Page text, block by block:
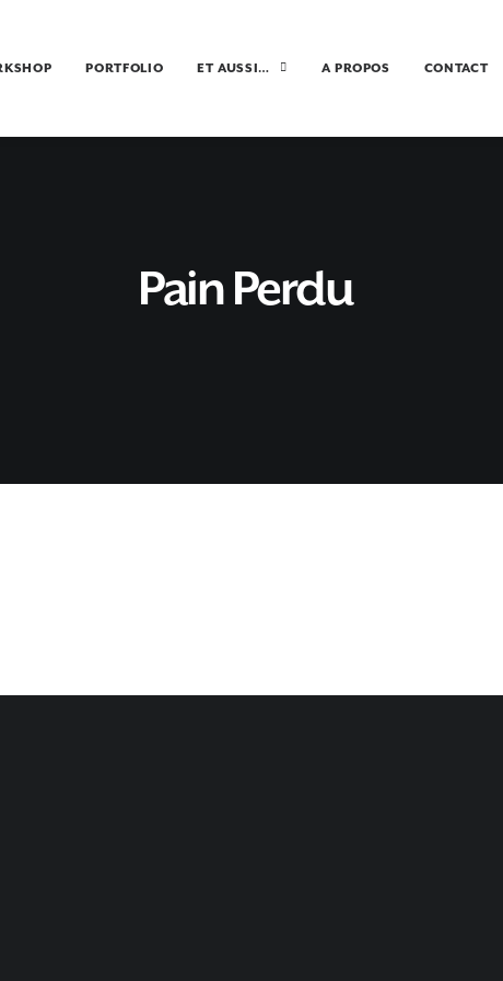
PORTFOLIO ET AUSSI… A PROPOS CONTACT
Pain Perdu